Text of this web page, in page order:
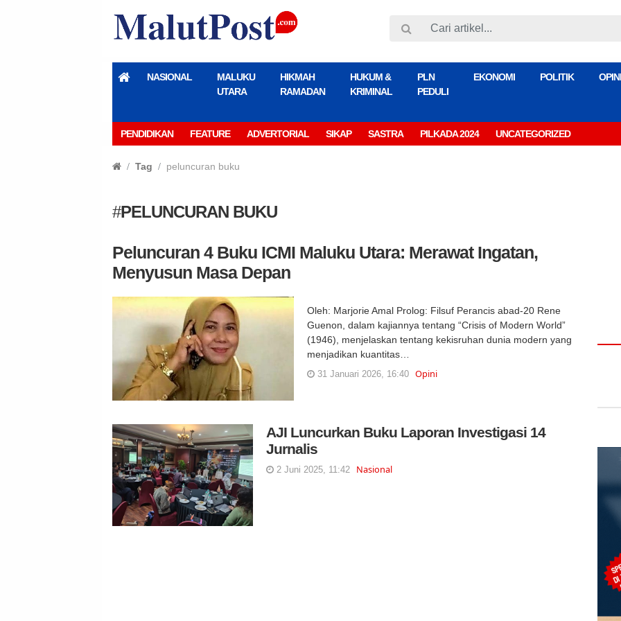
NASIONAL
MALUKU
UTARA
HIKMAH
RAMADAN
HUKUM &
KRIMINAL
PLN
PEDULI
EKONOMI POLITIK OPINI
PENDIDIKAN FEATURE ADVERTORIAL SIKAP SASTRA PILKADA 2024 UNCATEGORIZED
Tag peluncuran buku
#PELUNCURAN BUKU
Peluncuran 4 Buku ICMI Maluku Utara: Merawat Ingatan,
Menyusun Masa Depan
Oleh: Marjorie Amal Prolog: Filsuf Perancis abad-20 Rene
Guenon, dalam kajiannya tentang “Crisis of Modern World”
(1946), menjelaskan tentang kekisruhan dunia modern yang
menjadikan kuantitas…
31 Januari 2026, 16:40 Opini
AJI Luncurkan Buku Laporan Investigasi 14
Jurnalis
2 Juni 2025, 11:42 Nasional